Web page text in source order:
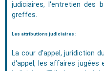
judiciaires, l'entretien des
greffes.
Les attributions judiciaires :
La cour d'appel, juridiction
d'appel, les affaires jugées